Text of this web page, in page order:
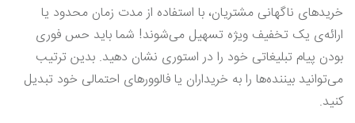
خریدهای ناگهانی مشتریان، با استفاده از مدت‌ زمان محدود یا
ارائه‌ی یک تخفیف ویژه تسهیل می‌شوند! شما باید حس فوری
بودن پیام تبلیغاتی خود را در استوری نشان دهید. بدین ترتیب
می‌توانید بیننده‌ها را به خریداران یا فالوورهای احتمالی خود تبدیل
کنید.